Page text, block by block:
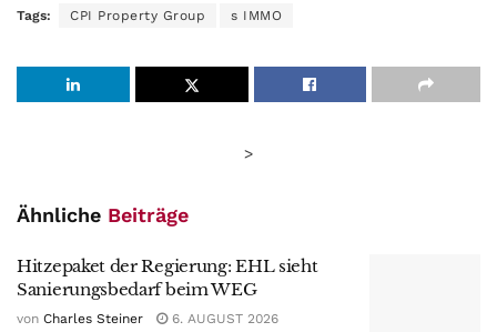
Tags: CPI Property Group s IMMO
>
Ähnliche Beiträge
Hitzepaket der Regierung: EHL sieht
Sanierungsbedarf beim WEG
von Charles Steiner 6. AUGUST 2026